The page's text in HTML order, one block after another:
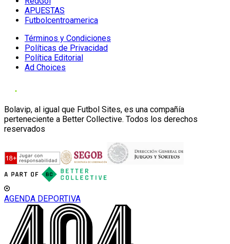
APUESTAS
Futbolcentroamerica
Términos y Condiciones
Políticas de Privacidad
Política Editorial
Ad Choices
Bolavip, al igual que Futbol Sites, es una compañía
perteneciente a Better Collective. Todos los derechos
reservados
AGENDA DEPORTIVA